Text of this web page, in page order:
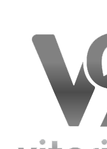
content